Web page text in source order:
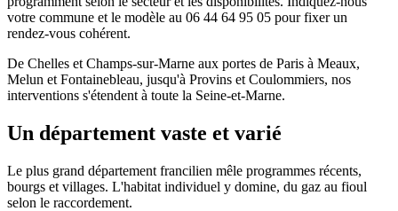
votre commune et le modèle au 06 44 64 95 05 pour fixer un
rendez-vous cohérent.
De Chelles et Champs-sur-Marne aux portes de Paris à Meaux,
Melun et Fontainebleau, jusqu'à Provins et Coulommiers, nos
interventions s'étendent à toute la Seine-et-Marne.
Un département vaste et varié
Le plus grand département francilien mêle programmes récents,
bourgs et villages. L'habitat individuel y domine, du gaz au fioul
selon le raccordement.